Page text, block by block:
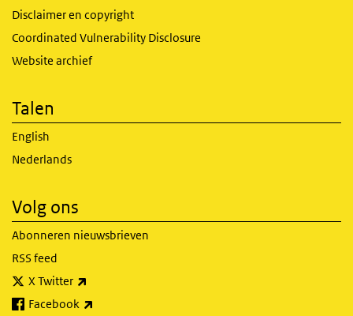
Disclaimer en copyright
Coordinated Vulnerability Disclosure
Website archief
Talen
English
Nederlands
Volg ons
Abonneren nieuwsbrieven
RSS feed
X Twitter
Facebook